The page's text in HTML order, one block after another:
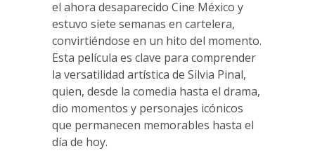
el ahora desaparecido Cine México y
estuvo siete semanas en cartelera,
convirtiéndose en un hito del momento.
Esta película es clave para comprender
la versatilidad artística de Silvia Pinal,
quien, desde la comedia hasta el drama,
dio momentos y personajes icónicos
que permanecen memorables hasta el
día de hoy.